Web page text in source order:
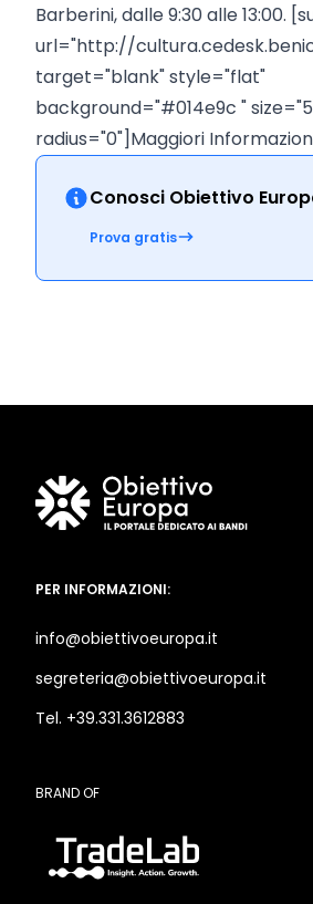
Barberini, dalle 9:30 alle 13:00.
url="http://
target="blank" style="flat"
background="#014e9c "
radius="0"]Maggiori
Conosci Obiettivo
Prova gratis
PER INFORMAZIONI:
info@obiettivoeuropa.it
segreteria@obiettivoeuropa.it
Tel. +39.331.3612883
BRAND OF